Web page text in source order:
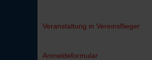
Veranstaltung in Vereinsflieger
Anmeldeformular